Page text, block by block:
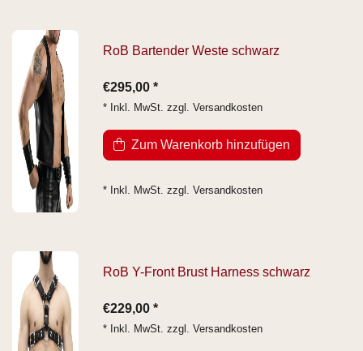
RoB Bartender Weste schwarz
€295,00 *
* Inkl. MwSt. zzgl. Versandkosten
Zum Warenkorb hinzufügen
* Inkl. MwSt. zzgl. Versandkosten
RoB Y-Front Brust Harness schwarz
€229,00 *
* Inkl. MwSt. zzgl. Versandkosten